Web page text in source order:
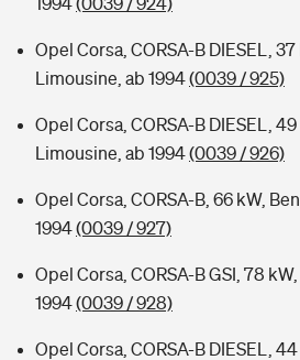
Opel Corsa, CORSA-B DIESEL, 37
Limousine, ab 1994(0039 / 925)
Opel Corsa, CORSA-B DIESEL, 49
Limousine, ab 1994(0039 / 926)
Opel Corsa, CORSA-B, 66 kW,
1994(0039 / 927)
Opel Corsa, CORSA-B GSI, 78
1994(0039 / 928)
Opel Corsa, CORSA-B DIESEL, 44